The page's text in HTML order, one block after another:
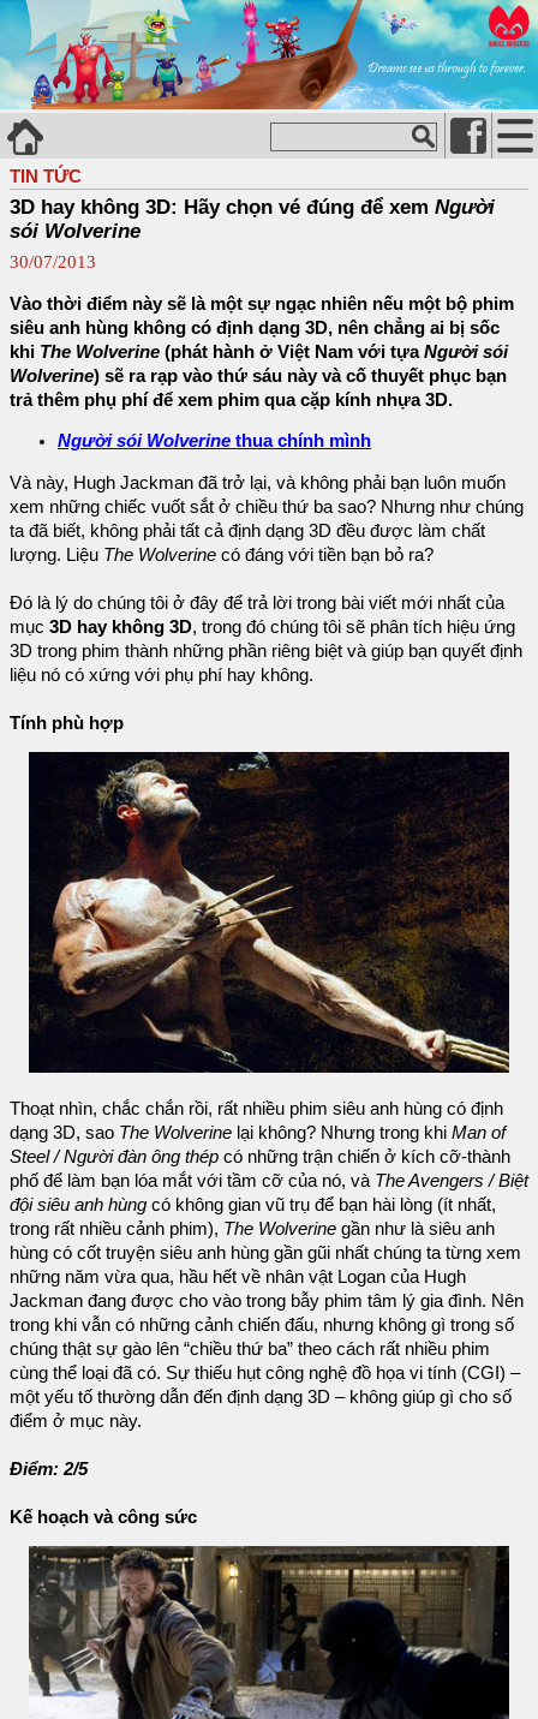
TIN TỨC
3D hay không 3D: Hãy chọn vé đúng để xem Người
sói Wolverine
30/07/2013
Vào thời điểm này sẽ là một sự ngạc nhiên nếu một bộ phim
siêu anh hùng không có định dạng 3D, nên chẳng ai bị sốc
khi The Wolverine (phát hành ở Việt Nam với tựaNgười sói
Wolverine) sẽ ra rạp vào thứ sáu này và cố thuyết phục bạn
trả thêm phụ phí để xem phim qua cặp kính nhựa 3D.
Người sói Wolverine thua chính mình
Và này, Hugh Jackman đã trở lại, và không phải bạn luôn muốn
xem những chiếc vuốt sắt ở chiều thứ ba sao? Nhưng như chúng
ta đã biết, không phải tất cả định dạng 3D đều được làm chất
lượng. Liệu The Wolverine có đáng với tiền bạn bỏ ra?
Đó là lý do chúng tôi ở đây để trả lời trong bài viết mới nhất của
mục 3D hay không 3D, trong đó chúng tôi sẽ phân tích hiệu ứng
3D trong phim thành những phần riêng biệt và giúp bạn quyết định
liệu nó có xứng với phụ phí hay không.
Tính phù hợp
Thoạt nhìn, chắc chắn rồi, rất nhiều phim siêu anh hùng có định
dạng 3D, sao The Wolverine lại không? Nhưng trong khi Man of
Steel / Người đàn ông thép có những trận chiến ở kích cỡ-thành
phố để làm bạn lóa mắt với tầm cỡ của nó, và The Avengers / Biệt
đội siêu anh hùng có không gian vũ trụ để bạn hài lòng (ít nhất,
trong rất nhiều cảnh phim), The Wolverine gần như là siêu anh
hùng có cốt truyện siêu anh hùng gần gũi nhất chúng ta từng xem
những năm vừa qua, hầu hết về nhân vật Logan của Hugh
Jackman đang được cho vào trong bẫy phim tâm lý gia đình. Nên
trong khi vẫn có những cảnh chiến đấu, nhưng không gì trong số
chúng thật sự gào lên “chiều thứ ba” theo cách rất nhiều phim
cùng thể loại đã có. Sự thiếu hụt công nghệ đồ họa vi tính (CGI) –
một yếu tố thường dẫn đến định dạng 3D – không giúp gì cho số
điểm ở mục này.
Điểm: 2/5
Kế hoạch và công sức